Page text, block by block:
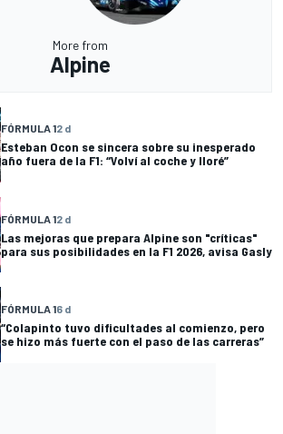
More from
Alpine
FÓRMULA 12 d
Esteban Ocon se sincera sobre su inesperado
año fuera de la F1: “Volví al coche y lloré”
FÓRMULA 12 d
Las mejoras que prepara Alpine son "críticas"
para sus posibilidades en la F1 2026, avisa Gasly
FÓRMULA 16 d
“Colapinto tuvo dificultades al comienzo, pero
se hizo más fuerte con el paso de las carreras”